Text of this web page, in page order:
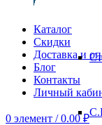
Каталог
Скидки
Доставка и
Блог
Контакты
Личный
0 элемент / 0.00₽